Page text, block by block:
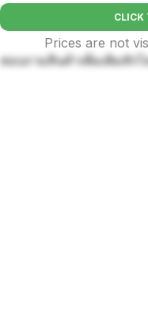
CLICK
Prices are not
สอบถามสินค้าเพิ่มเติมทัก